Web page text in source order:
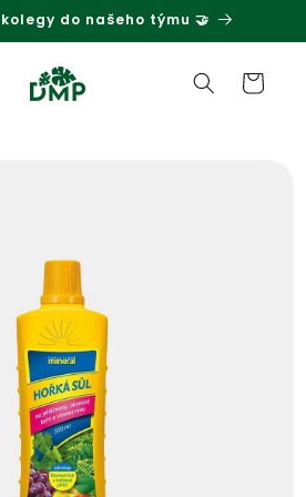
k obsahu
do našeho týmu 🤝
Košík